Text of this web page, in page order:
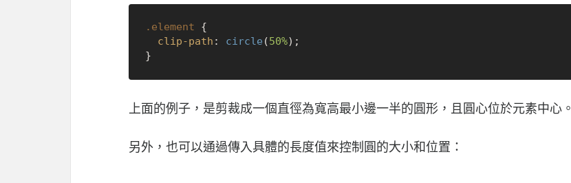
.element {
clip-path : circle (50%);
上面的例子，是剪裁成一個直徑為寬高最小邊一半的圓形，且圓心位於元素中心。
另外，也可以通過傳入具體的長度值來控制圓的大小和位置：